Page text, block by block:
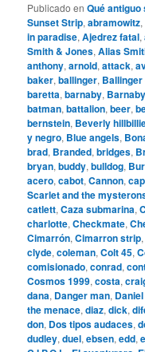
Publicado en Qué antiguo
Sunset Strip,abramowitz,
in paradise,Ajedrez fatal,
Smith & Jones,Alias
anthony,arnold,attack,
baker,ballinger,
baretta,barnaby,
batman,battalion,beer,
bernstein, Beverly
y negro, Blue angels,
brad, Branded,bridges,
bryan,buddy,bulldog,
acero,cabot,Cannon,
Scarlet and the
catlett,Caza submarina,
charlotte,Checkmate,
Cimarrón,Cimarron strip
clyde,coleman,Colt 45,
comisionado,conrad,
Cosmos 1999,costa,
dana, Danger man,
the menace,diaz,dick,
don, Dos tipos audaces,
dudley,duel,ebsen,edd,